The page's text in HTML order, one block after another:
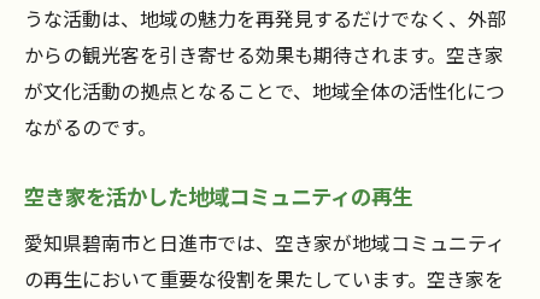
うな活動は、地域の魅力を再発見するだけでなく、外部
からの観光客を引き寄せる効果も期待されます。空き家
が文化活動の拠点となることで、地域全体の活性化につ
ながるのです。
空き家を活かした地域コミュニティの再生
愛知県碧南市と日進市では、空き家が地域コミュニティ
の再生において重要な役割を果たしています。空き家を